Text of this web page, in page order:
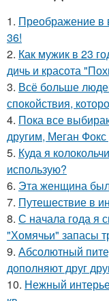
1. Преображение в
36!
2. Как мужик в 23
дичь и красота
3. Всё больше
спокойствия,
4. Пока все
другим, Меган
5. Куда я
использую?
6. Эта женщина
7. Путешествие в
8. С начала года я
"Хомячьи" запасы
9. Абсолютный
дополняют друг
10. Нежный